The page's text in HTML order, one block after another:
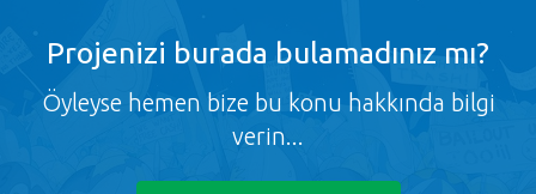
Projenizi burada bulamadınız mı?
Öyleyse hemen bize bu konu hakkında bilgi
verin...